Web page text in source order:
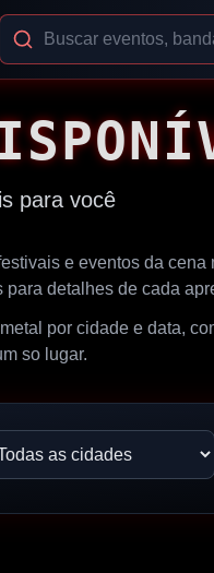
para você
e eventos da
detalhes de cada
por cidade e data,
so lugar.